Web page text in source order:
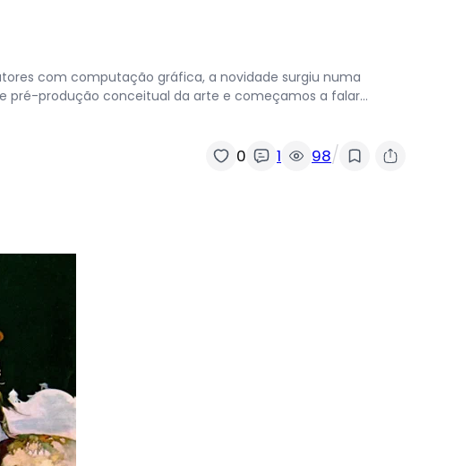
com computação gráfica, a novidade surgiu numa
pré-produção conceitual da arte e começamos a falar…
0 1 98/